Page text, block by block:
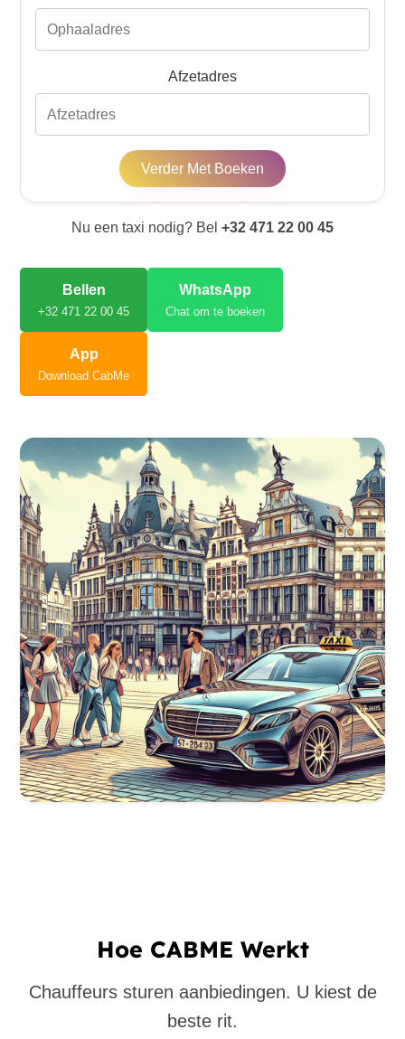
Afzetadres
Verder Met Boeken
Nu een taxi nodig? Bel +32 471 22 00 45
Bellen
+32 471 22 00 45
WhatsApp
Chat om te boeken
App
Download CabMe
Hoe CABME Werkt
Chauffeurs sturen aanbiedingen. U kiest de
beste rit.